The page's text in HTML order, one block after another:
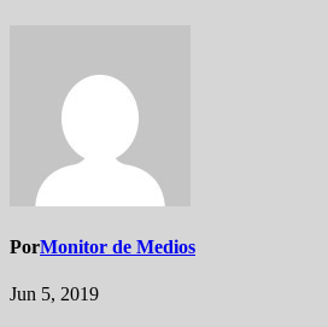
PorMonitor de Medios
Jun 5, 2019